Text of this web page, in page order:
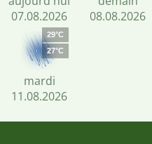
07.08.2026
08.08.2026
29°C
27°C
mardi
11.08.2026